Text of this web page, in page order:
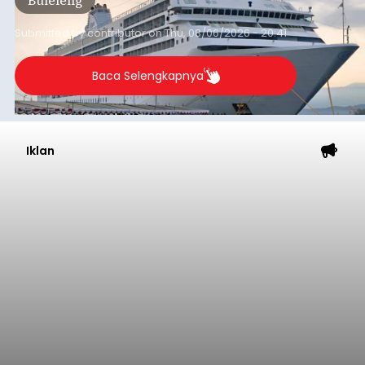
yang tercatat sebesar 1,32 juta GT.
Submitted bycontributoronThu, 08/06/2026 - 20:41
Baca Selengkapnya
Iklan